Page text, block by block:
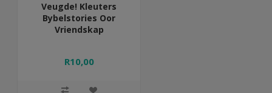
Veugde! Kleuters
Bybelstories Oor
Vriendskap
R10,00